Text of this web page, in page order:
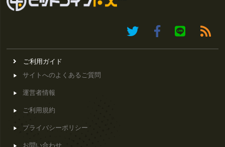
ご利用ガイド
サイトへのよくあるご質問
運営者情報
ご利用規約
プライバシーポリシー
お問い合わせ